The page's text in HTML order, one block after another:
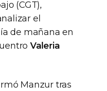
(CGT),
el
de mañana en
Valeria
Manzur tras